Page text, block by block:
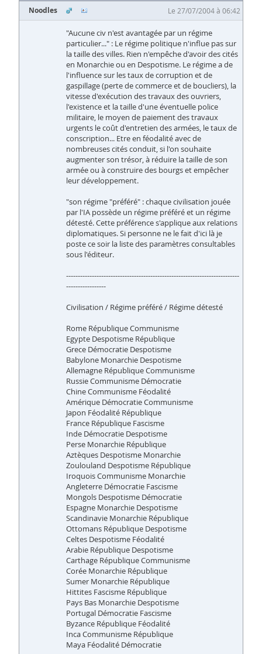
Noodles
Le 27/07/2004 à 06:42
"Aucune civ n'est avantagée par un régime
particulier..." : Le régime politique n'influe pas sur
la taille des villes. Rien n'empêche d'avoir des cités
en Monarchie ou en Despotisme. Le régime a de
l'influence sur les taux de corruption et de
gaspillage (perte de commerce et de boucliers), la
vitesse d'exécution des travaux des ouvriers,
l'existence et la taille d'une éventuelle police
militaire, le moyen de paiement des travaux
urgents le coût d'entretien des armées, le taux de
conscription... Etre en féodalité avec de
nombreuses cités conduit, si l'on souhaite
augmenter son trésor, à réduire la taille de son
armée ou à construire des bourgs et empêcher
leur développement.
"son régime "préféré" : chaque civilisation jouée
par l'IA possède un régime préféré et un régime
détesté. Cette préférence s'applique aux relations
diplomatiques. Si personne ne le fait d'ici là je
poste ce soir la liste des paramètres consultables
sous l'éditeur.
--------------------------------------------------------------------------
-----------------
Civilisation / Régime préféré / Régime détesté
Rome République Communisme
Egypte Despotisme République
Grece Démocratie Despotisme
Babylone Monarchie Despotisme
Allemagne République Communisme
Russie Communisme Démocratie
Chine Communisme Féodalité
Amérique Démocratie Communisme
Japon Féodalité République
France République Fascisme
Inde Démocratie Despotisme
Perse Monarchie République
Aztèques Despotisme Monarchie
Zoulouland Despotisme République
Iroquois Communisme Monarchie
Angleterre Démocratie Fascisme
Mongols Despotisme Démocratie
Espagne Monarchie Despotisme
Scandinavie Monarchie République
Ottomans République Despotisme
Celtes Despotisme Féodalité
Arabie République Despotisme
Carthage République Communisme
Corée Monarchie République
Sumer Monarchie République
Hittites Fascisme République
Pays Bas Monarchie Despotisme
Portugal Démocratie Fascisme
Byzance République Féodalité
Inca Communisme République
Maya Féodalité Démocratie